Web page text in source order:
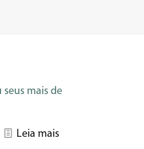
mais de
Leia mais